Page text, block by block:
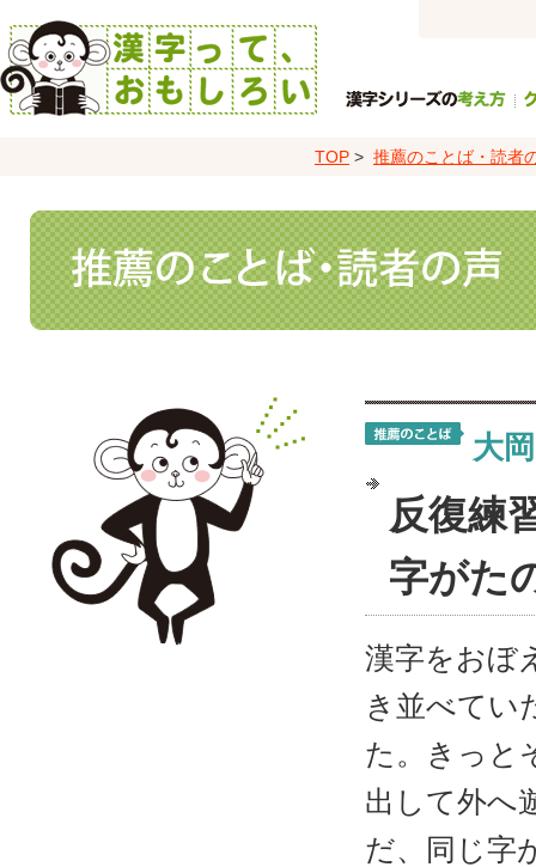
サ
ト
ゲ
ー
シ
ョ
ン
TOP > 推薦のことば・読者
大
反復練
字がた
漢字をおぼ
き並べてい
た。きっと
出して外へ
だ、同じ字